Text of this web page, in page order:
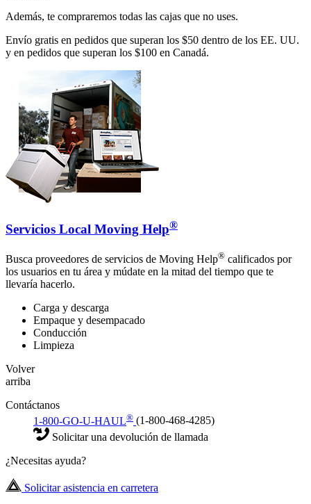
Además, te compraremos todas las cajas que no uses.
Envío gratis en pedidos que superan los $50 dentro de los EE. UU.
y en pedidos que superan los $100 en Canadá.
Servicios Local Moving Help®
Busca proveedores de servicios de Moving Help® calificados por
los usuarios en tu área y múdate en la mitad del tiempo que te
llevaría hacerlo.
Carga y descarga
Empaque y desempacado
Conducción
Limpieza
Volver
arriba
Contáctanos
1-800-GO-U-HAUL® (1-800-468-4285)
Solicitar una devolución de llamada
¿Necesitas ayuda?
Solicitar asistencia en carretera